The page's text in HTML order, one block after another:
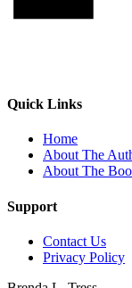
Quick Links
Home
About The
About The
Support
Contact Us
Privacy Policy